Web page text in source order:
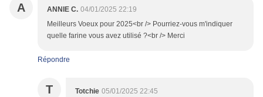
A ANNIE C. 04/01/2025 22:19
Meilleurs Voeux pour 2025<br /> Pourriez-vous m'indiquer
quelle farine vous avez utilisé ?<br /> Merci
Répondre
T Totchie 05/01/2025 22:45